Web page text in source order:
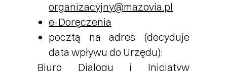
organizacyjny@mazovia.pl
e-Doręczenia
pocztą na adres (decyduje
data wpływu do Urzędu):
Biuro Dialogu i Inicjatyw